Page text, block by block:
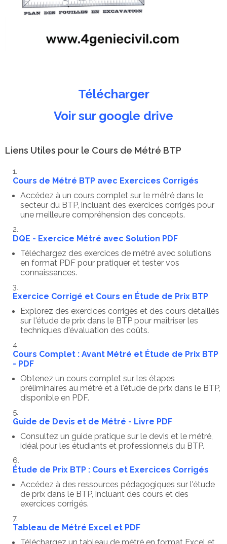
Télécharger
Voir sur google drive
Liens Utiles pour le Cours de Métré BTP
Cours de Métré BTP avec Exercices Corrigés
Accédez à un cours complet sur le métré dans le
secteur du BTP, incluant des exercices corrigés pour
une meilleure compréhension des concepts.
DQE - Exercice Métré avec Solution PDF
Téléchargez des exercices de métré avec solutions
en format PDF pour pratiquer et tester vos
connaissances.
Exercice Corrigé et Cours en Étude de Prix BTP
Explorez des exercices corrigés et des cours détaillés
sur l'étude de prix dans le BTP pour maîtriser les
techniques d'évaluation des coûts.
Cours Complet : Avant Métré et Étude de Prix BTP
- PDF
Obtenez un cours complet sur les étapes
préliminaires au métré et à l'étude de prix dans le BTP,
disponible en PDF.
Guide de Devis et de Métré - Livre PDF
Consultez un guide pratique sur le devis et le métré,
idéal pour les étudiants et professionnels du BTP.
Étude de Prix BTP : Cours et Exercices Corrigés
Accédez à des ressources pédagogiques sur l'étude
de prix dans le BTP, incluant des cours et des
exercices corrigés.
Tableau de Métré Excel et PDF